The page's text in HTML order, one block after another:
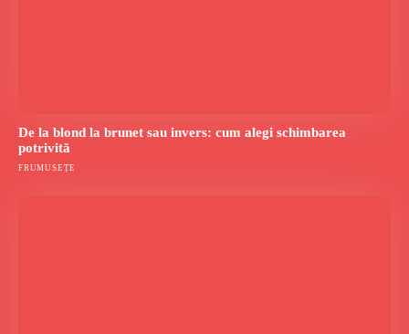
De la blond la brunet sau invers: cum alegi schimbarea
potrivită
FRUMUSEȚE